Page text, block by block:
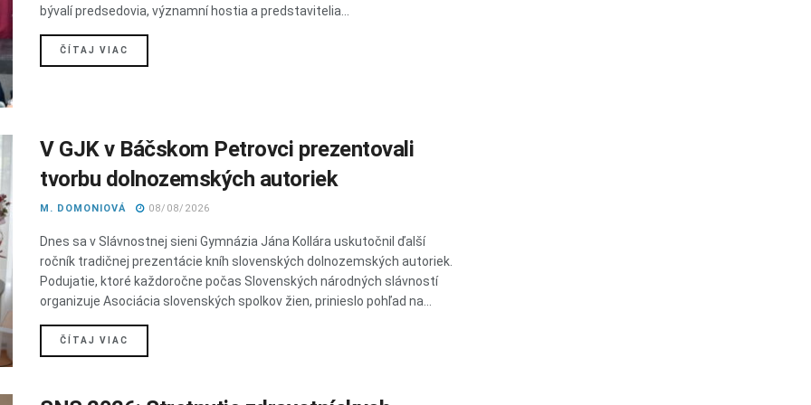
bývalí predsedovia, významní hostia a predstavitelia...
ČÍTAJ VIAC
V GJK v Báčskom Petrovci prezentovali
tvorbu dolnozemských autoriek
M. DOMONIOVÁ 08/08/2026
Dnes sa v Slávnostnej sieni Gymnázia Jána Kollára uskutočnil ďalší
ročník tradičnej prezentácie kníh slovenských dolnozemských autoriek.
Podujatie, ktoré každoročne počas Slovenských národných slávností
organizuje Asociácia slovenských spolkov žien, prinieslo pohľad na...
ČÍTAJ VIAC